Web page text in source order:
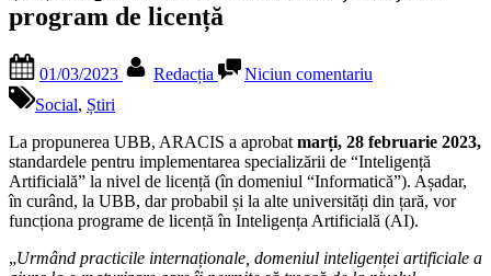
program de licență
on
01/03/2023 Redacția Niciun comentariuUBB:
Artificială
(AI)
va
putea
să
studiat
Social, Știri
La propunerea UBB, ARACIS a aprobat marți, 28 februarie 2023,
standardele pentru implementarea specializării de “Inteligență
Artificială” la nivel de licență (în domeniul “Informatică”). Așadar,
în curând, la UBB, dar probabil și la alte universități din țară, vor
funcționa programe de licență în Inteligența Artificială (AI).
„Urmând practicile internaționale, domeniul inteligenței artificiale a